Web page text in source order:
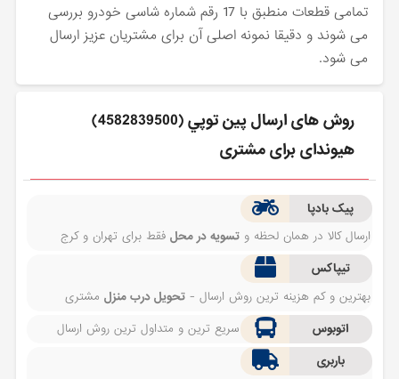
تمامی قطعات منطبق با 17 رقم شماره شاسی خودرو بررسی
می شوند و دقیقا نمونه اصلی آن برای مشتریان عزیز ارسال
می شود.
روش های ارسال پين توپي (4582839500)
هیوندای برای مشتری
پیک بادپا
ارسال کالا در همان لحظه وتسویه در محل فقط برای تهران و کرج
تیپاکس
بهترین و کم هزینه ترین روش ارسال -تحویل درب منزل مشتری
اتوبوس
سریع ترین و متداول ترین روش ارسال
باربری